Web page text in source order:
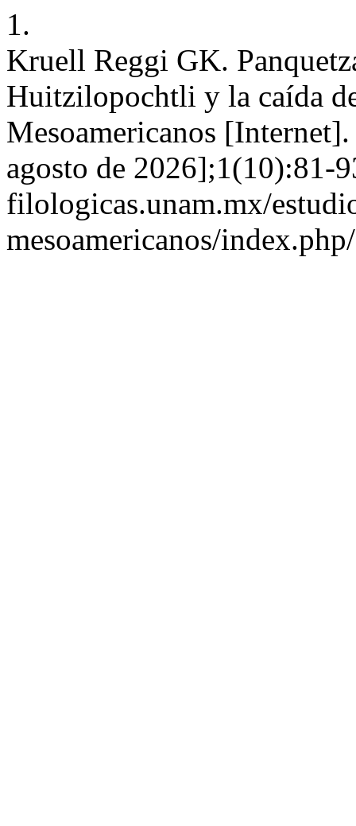
1.
Kruell Reggi GK.
Huitzilopochtli y la caída
Mesoamericanos
agosto de 2026];1(10):81-
filologicas.unam.mx/
mesoamericanos/